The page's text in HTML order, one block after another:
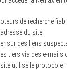
de recherche
du site.
sur des liens
tiers via des e-mails
site utilise le protocole